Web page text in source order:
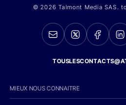
© 2026 Talmont Media SAS.
MIEUX NOUS CONNAITRE